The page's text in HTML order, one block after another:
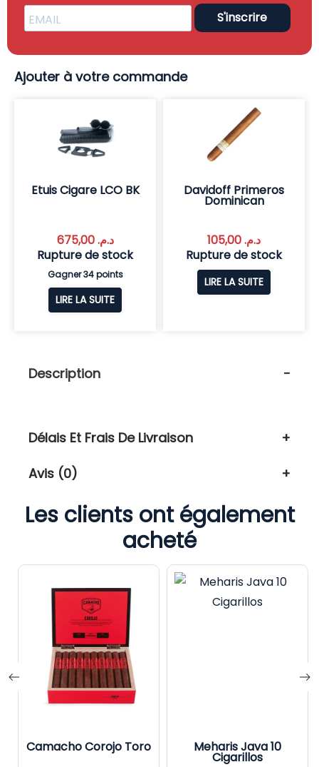
S'inscrire
Ajouter à votre commande
Etuis Cigare LCO BK
د.م.675,00
Rupture de stock
Gagner 34 points
LIRE LA SUITE
Davidoff Primeros
Dominican
د.م.
Rupture de stock
LIRE LA SUITE
Description
Délais Et Frais De Livraison
Avis (0)
Les clients ont également
acheté
Camacho Corojo Toro Meharis Java 10
Cigarillos